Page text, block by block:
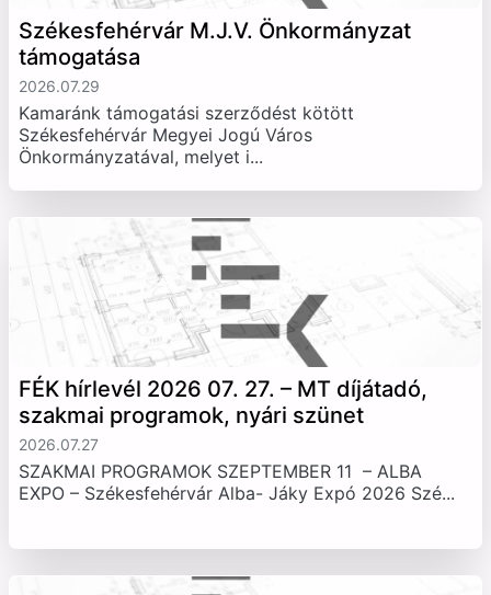
Székesfehérvár M.J.V. Önkormányzat
támogatása
2026.07.29
Kamaránk támogatási szerződést kötött
Székesfehérvár Megyei Jogú Város
Önkormányzatával, melyet i...
FÉK hírlevél 2026 07. 27. – MT díjátadó,
szakmai programok, nyári szünet
2026.07.27
SZAKMAI PROGRAMOK SZEPTEMBER 11 – ALBA
EXPO – Székesfehérvár Alba- Jáky Expó 2026 Szé...